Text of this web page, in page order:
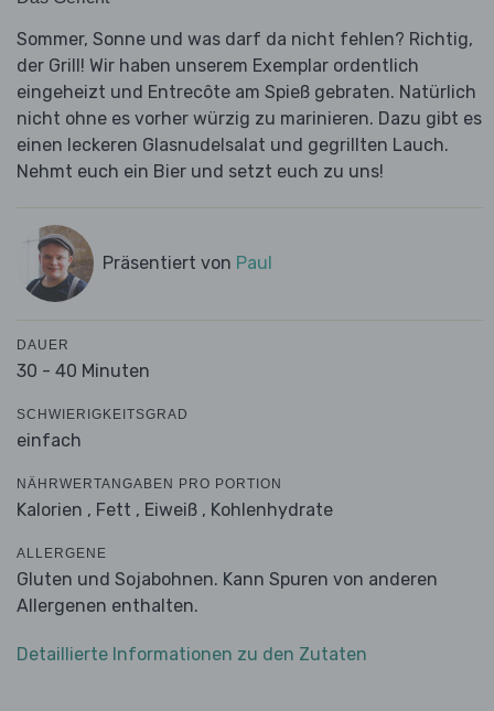
Sommer, Sonne und was darf da nicht fehlen? Richtig,
der Grill! Wir haben unserem Exemplar ordentlich
eingeheizt und Entrecôte am Spieß gebraten. Natürlich
nicht ohne es vorher würzig zu marinieren. Dazu gibt es
einen leckeren Glasnudelsalat und gegrillten Lauch.
Nehmt euch ein Bier und setzt euch zu uns!
Präsentiert von Paul
DAUER
30 - 40 Minuten
SCHWIERIGKEITSGRAD
einfach
NÄHRWERTANGABEN PRO PORTION
Kalorien , Fett , Eiweiß , Kohlenhydrate
ALLERGENE
Gluten und Sojabohnen. Kann Spuren von anderen
Allergenen enthalten.
Detaillierte Informationen zu den Zutaten